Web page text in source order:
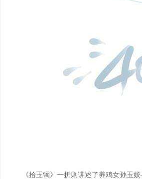
《拾玉镯》一折则讲述了养鸡女孙玉